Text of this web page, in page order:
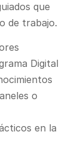
que
de trabajo.
Digital
o
en la